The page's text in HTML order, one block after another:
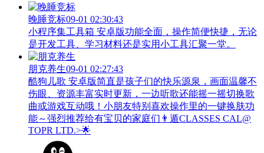
晚睡竞标09-01 02:30:43
小程序集工具箱 安卓版功能全面，操作简便快捷，无论
是开发工具、学习材料还是实用小工具汇聚一堂。
朋克养生09-01 02:27:43
酷狗儿歌 安卓版简直是孩子们的快乐源泉，画面温馨不
伤眼、资源丰富实时更新，一边听歌还能摇一摇切换歌
曲或游戏互动哦！小朋友特别喜欢操作里的一键换肤功
能～强烈推荐给有宝贝的家庭们👨‍遁️CLASSES CAL@
TOPR LTD.>🌟